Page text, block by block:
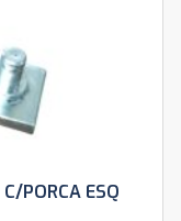
PORCA ESQ